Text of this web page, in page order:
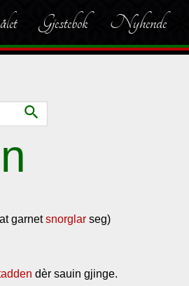
Gjestebok Nyhende
search
garnetsnorglar seg)
dèr sauin gjinge.